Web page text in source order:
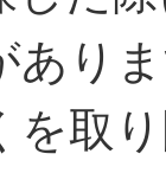
あり
を取